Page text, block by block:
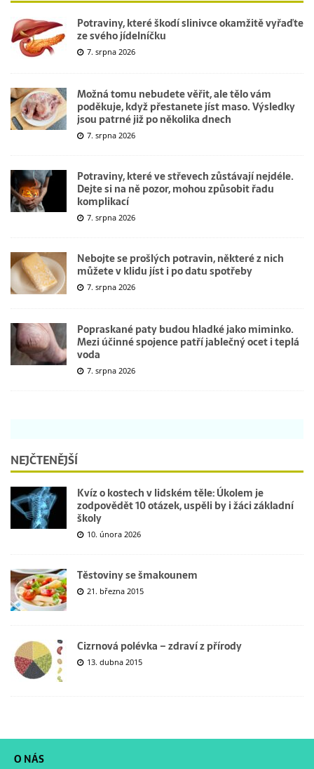
Potraviny, které škodí slinivce okamžitě vyřaďte
ze svého jídelníčku
7. srpna 2026
Možná tomu nebudete věřit, ale tělo vám
poděkuje, když přestanete jíst maso. Výsledky
jsou patrné již po několika dnech
7. srpna 2026
Potraviny, které ve střevech zůstávají nejdéle.
Dejte si na ně pozor, mohou způsobit řadu
komplikací
7. srpna 2026
Nebojte se prošlých potravin, některé z nich
můžete v klidu jíst i po datu spotřeby
7. srpna 2026
Popraskané paty budou hladké jako miminko.
Mezi účinné spojence patří jablečný ocet i teplá
voda
7. srpna 2026
NEJČTENĚJŠÍ
Kvíz o kostech v lidském těle: Úkolem je
zodpovědět 10 otázek, uspěli by i žáci základní
školy
10. února 2026
Těstoviny se šmakounem
21. března 2015
Cizrnová polévka – zdraví z přírody
13. dubna 2015
O NÁS